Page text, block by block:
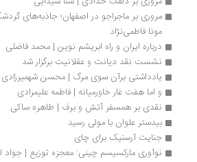
مونا فاطمی‌نژاد
درباره ایران و راه ابریشم نوین | محمد فاضلی
نشست نقد دیانت و عقلانیت برگزار شد
یادداشتی برآن سوی مرگ | محسن شهمیرزادی
و اما هفت غار خاورمیانه | فاطمه علیمرادی
نقدی بر همسفر آتش و برف | طاهره ساکی
بیدستر علوان با مولی رسید
جنایت آرسنیک برای چای
نوآوری‌ مارکسیسم چینی: معجزه توزیع | جواد لگزیان